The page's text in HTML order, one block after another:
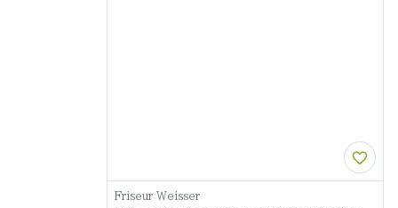
Friseur Weisser